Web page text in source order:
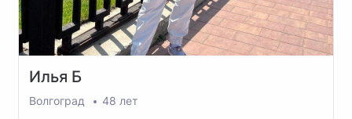
Илья Б
Волгоград
48 лет